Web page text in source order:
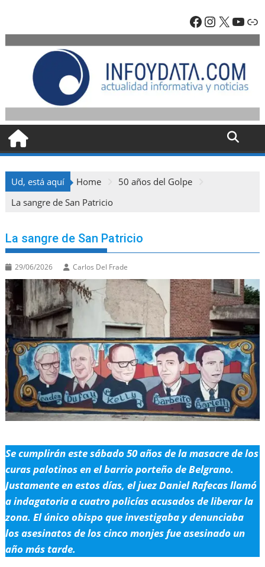
content
Facebook
X
Ud, está aquí Home
50 años del Golpe
La sangre de San Patricio
La sangre de San Patricio
29/06/2026 Carlos Del Frade
Se cumplirán este sábado 50 años de la masacre de los
curas palotinos en el barrio porteño de Belgrano.
Justamente en estos días, el juez Daniel Rafecas llamó
a indagatoria a cuatro policías acusados de liberar la
zona. El único obispo que investigaba y denunciaba
los asesinatos de los cinco monjes fue asesinado un
año más tarde.